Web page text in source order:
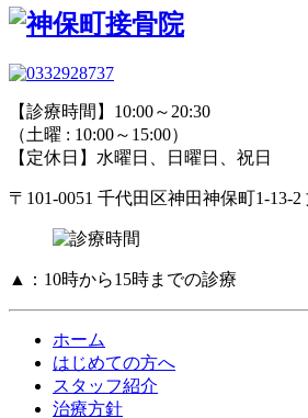
【診療時間】10:00～20:30
（土曜 : 10:00～15:00）
【定休日】水曜日、日曜日、祝日
〒101-0051 千代田区神田神保町1-13-
▲：10時から15時までの診療
ホーム
はじめての方へ
スタッフ紹介
治療方針